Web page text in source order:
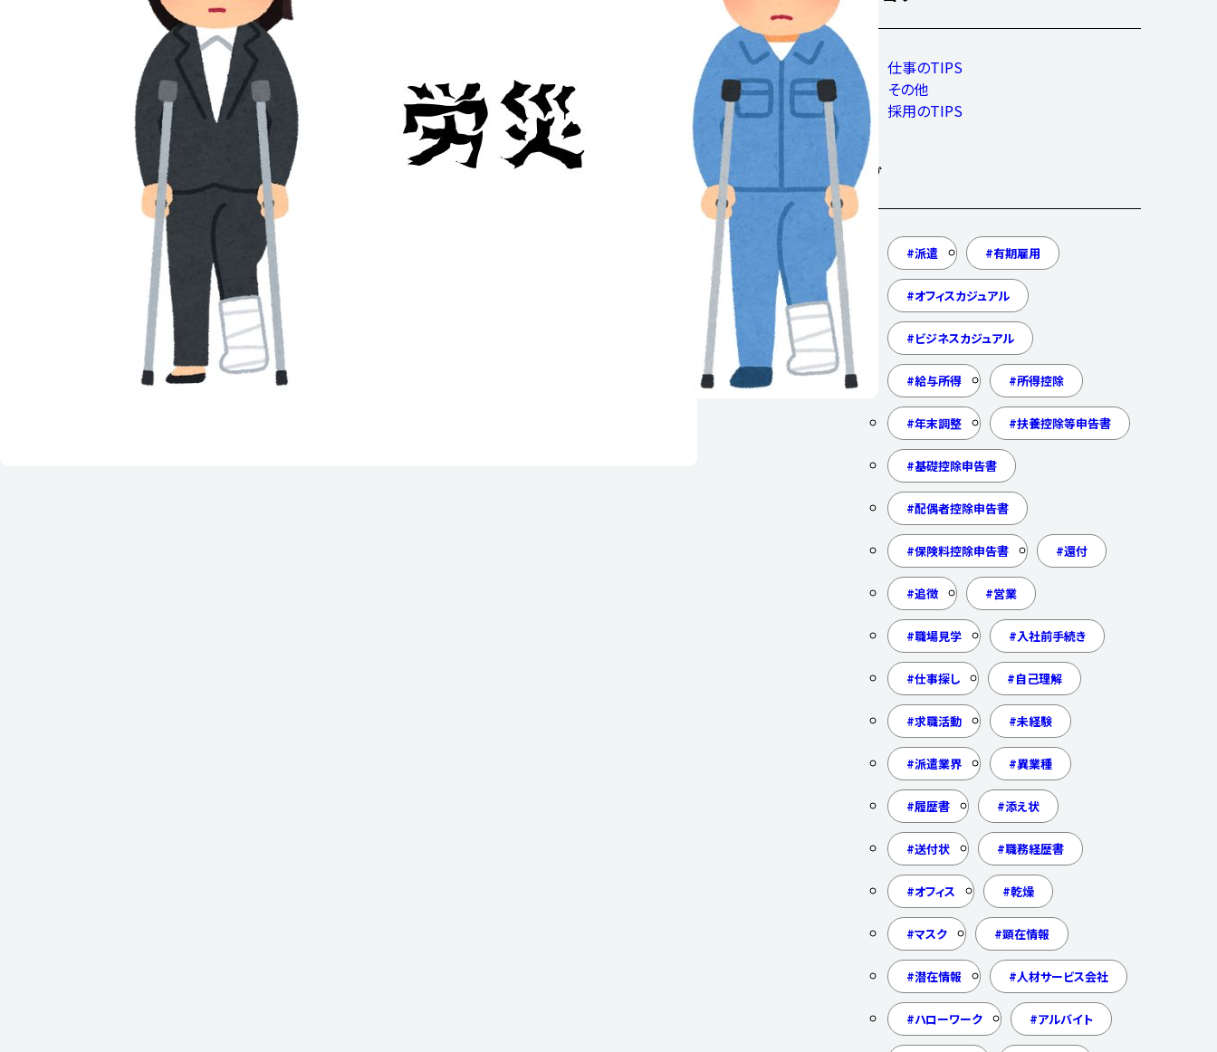
仕事のTIPS
その他
採用のTIPS
タグ
派遣 有期雇用
オフィスカジュアル
ビジネスカジュアル
給与所得 所得控除
年末調整 扶養控除等申告書
基礎控除申告書
配偶者控除申告書
保険料控除申告書 還付
追徴 営業
職場見学 入社前手続き
仕事探し 自己理解
求職活動 未経験
派遣業界 異業種
履歴書 添え状
送付状 職務経歴書
オフィス 乾燥
マスク 顕在情報
潜在情報 人材サービス会社
ハローワーク アルバイト